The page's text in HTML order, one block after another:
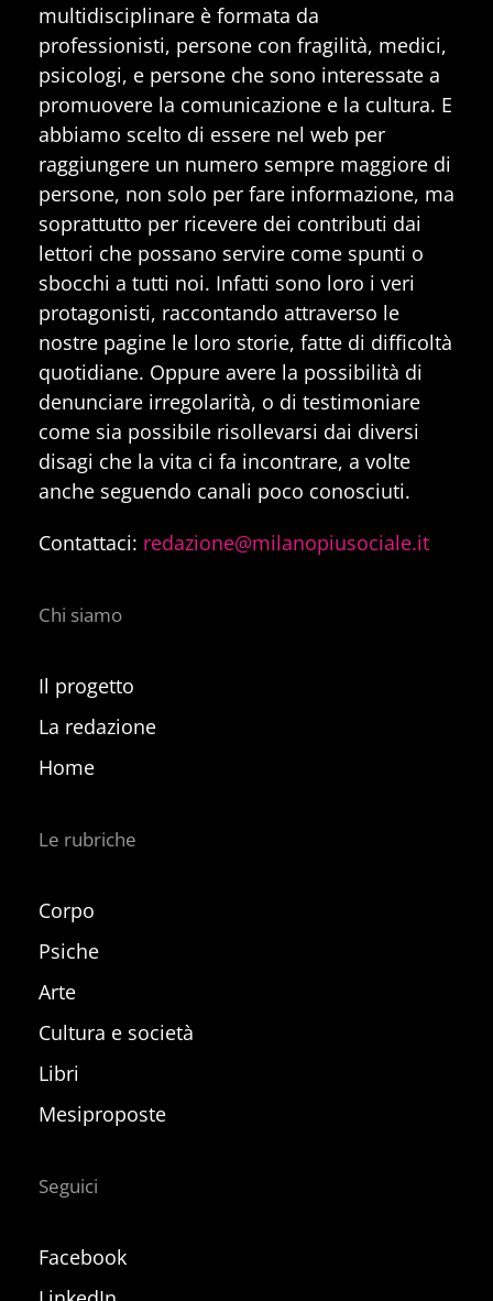
multidisciplinare è formata da
professionisti, persone con fragilità, medici,
psicologi, e persone che sono interessate a
promuovere la comunicazione e la cultura. E
abbiamo scelto di essere nel web per
raggiungere un numero sempre maggiore di
persone, non solo per fare informazione, ma
soprattutto per ricevere dei contributi dai
lettori che possano servire come spunti o
sbocchi a tutti noi. Infatti sono loro i veri
protagonisti, raccontando attraverso le
nostre pagine le loro storie, fatte di difficoltà
quotidiane. Oppure avere la possibilità di
denunciare irregolarità, o di testimoniare
come sia possibile risollevarsi dai diversi
disagi che la vita ci fa incontrare, a volte
anche seguendo canali poco conosciuti.
Contattaci: redazione@milanopiusociale.it
Chi siamo
Il progetto
La redazione
Home
Le rubriche
Corpo
Psiche
Arte
Cultura e società
Libri
Mesiproposte
Seguici
Facebook